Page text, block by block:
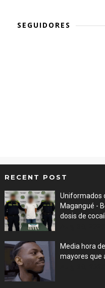
SEGUIDORES
RECENT POST
Uniformados
Magangué -
dosis de
Media hora
mayores que